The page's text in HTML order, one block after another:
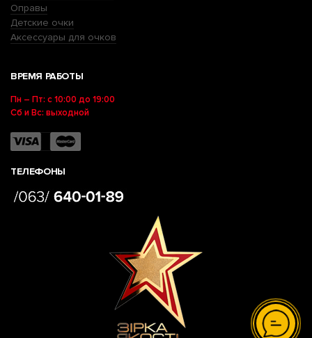
Оправы
Детские очки
Аксессуары для очков
ВРЕМЯ РАБОТЫ
Пн – Пт: с 10:00 до 19:00
Сб и Вс: выходной
ТЕЛЕФОНЫ